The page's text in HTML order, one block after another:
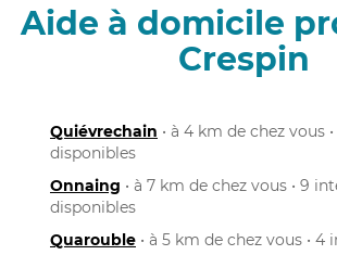
Aide à domicile
Crespin
Quiévrechain • à 4 km de chez vous
disponibles
Onnaing • à 7 km de chez vous • 9
disponibles
Quarouble • à 5 km de chez vous • 4